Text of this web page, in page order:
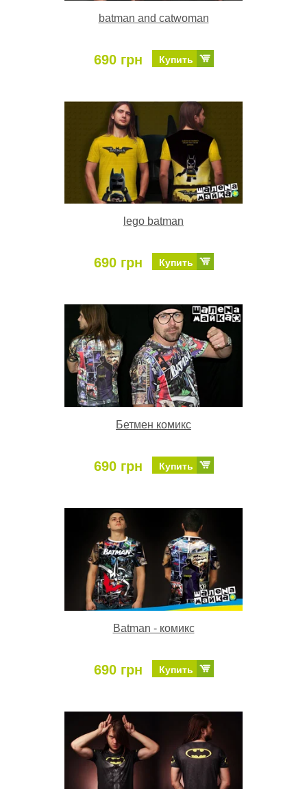
batman and catwoman
690 грн Купить
lego batman
690 грн Купить
Бетмен комикс
690 грн Купить
Batman - комикс
690 грн Купить